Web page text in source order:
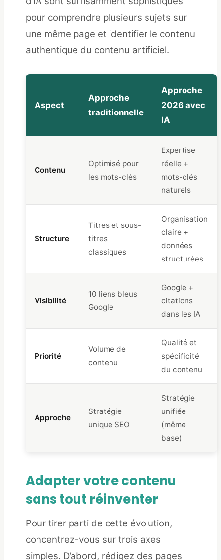
pour comprendre plusieurs sujets sur
une même page et identifier le contenu
authentique du contenu artificiel.
Aspect
Approche
traditionnelle
Approche
2026 avec
IA
Contenu
Optimisé pour
les mots-clés
Expertise
réelle +
mots-clés
naturels
Structure
Titres et sous-
titres
classiques
Organisation
claire +
données
structurées
Visibilité
10 liens bleus
Google
Google +
citations
dans les IA
Priorité
Volume de
contenu
Qualité et
spécificité
du contenu
Approche
Stratégie
unique SEO
Stratégie
unifiée
(même
base)
Adapter votre contenu
sans tout réinventer
Pour tirer parti de cette évolution,
concentrez-vous sur trois axes
simples. D’abord, rédigez des pages